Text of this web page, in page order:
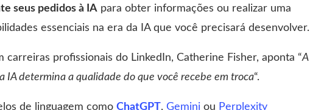
seus pedidos à IA para obter informações ou realizar uma
essenciais na era da IA que você precisará desenvolver.
carreiras profissionais do LinkedIn, Catherine Fisher, aponta “A
IA determina a qualidade do que você recebe em troca“.
de linguagem como ChatGPT, Gemini ou Perplexity